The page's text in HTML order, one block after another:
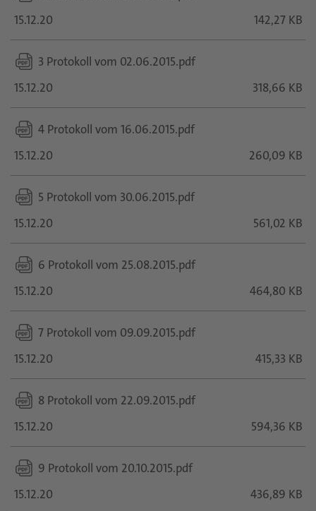
15.12.20
142,27 KB
3 Protokoll vom 02.06.2015.pdf
15.12.20
318,66 KB
4 Protokoll vom 16.06.2015.pdf
15.12.20
260,09 KB
5 Protokoll vom 30.06.2015.pdf
15.12.20
561,02 KB
6 Protokoll vom 25.08.2015.pdf
15.12.20
464,80 KB
7 Protokoll vom 09.09.2015.pdf
15.12.20
415,33 KB
8 Protokoll vom 22.09.2015.pdf
15.12.20
594,36 KB
9 Protokoll vom 20.10.2015.pdf
15.12.20
436,89 KB